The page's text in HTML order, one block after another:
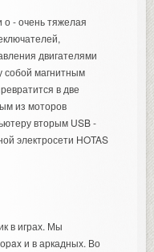
о - очень тяжелая
двигателями
собой магнитным
в две
из моторов
вторым USB -
электросети HOTAS
в играх. Мы
и в аркадных. Во